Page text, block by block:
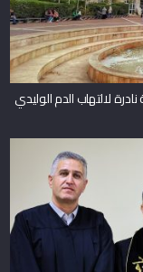
لالتهاب الدم الوليدي